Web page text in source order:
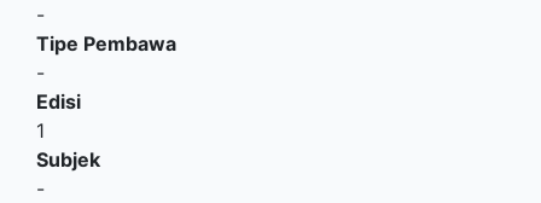
-
Tipe Pembawa
-
Edisi
1
Subjek
-